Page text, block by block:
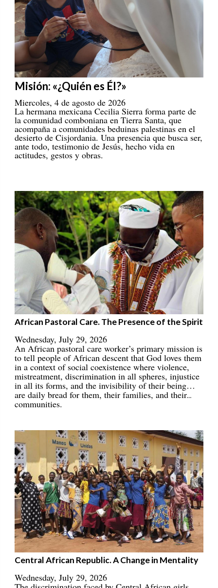
Misión: «¿Quién es Él?»
Miercoles, 4 de agosto de 2026
La hermana mexicana Cecilia Sierra forma parte de
la comunidad comboniana en Tierra Santa, que
acompaña a comunidades beduinas palestinas en el
desierto de Cisjordania. Una presencia que busca ser,
ante todo, testimonio de Jesús, hecho vida en
actitudes, gestos y obras.
African Pastoral Care. The Presence of the Spirit
Wednesday, July 29, 2026
An African pastoral care worker’s primary mission is
to tell people of African descent that God loves them
in a context of social coexistence where violence,
mistreatment, discrimination in all spheres, injustice
in all its forms, and the invisibility of their being…
are daily bread for them, their families, and their
communities.
Central African Republic. A Change in Mentality
Wednesday, July 29, 2026